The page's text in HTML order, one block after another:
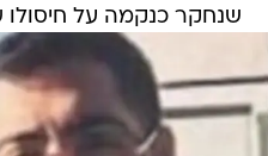
שנחקר כנקמה על חיסולו